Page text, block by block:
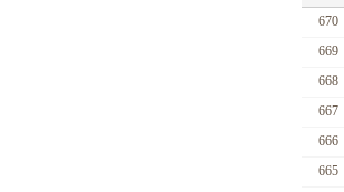
670
669
668
667
666
665